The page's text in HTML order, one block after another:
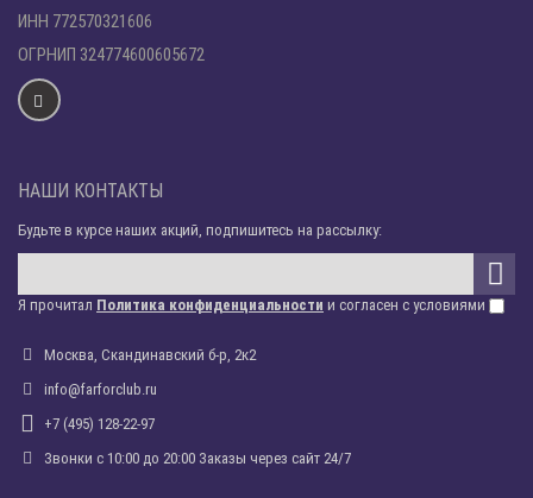
ИНН 772570321606
ОГРНИП 324774600605672
НАШИ КОНТАКТЫ
Будьте в курсе наших акций, подпишитесь на рассылку:
Я прочитал Политика конфиденциальности и согласен с условиями
Москва, Скандинавский б-р, 2к2
info@farforclub.ru
+7 (495) 128-22-97
Звонки c 10:00 до 20:00 Заказы через сайт 24/7